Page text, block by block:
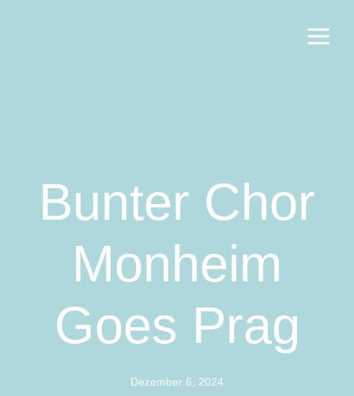
Bunter Chor
Monheim
Goes Prag
Dezember 6, 2024